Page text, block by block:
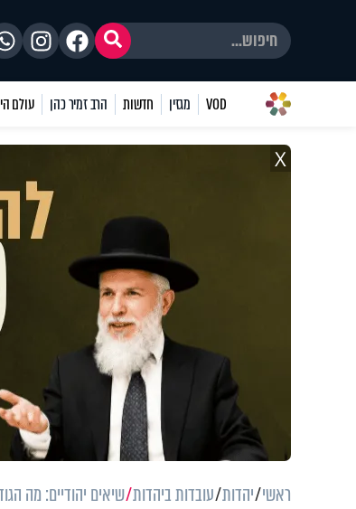
VOD מגזין חדשות הרב זמיר כהן עולם
X
ראשי יהדות עובדות ביהדות שיאים יהודיים: מה